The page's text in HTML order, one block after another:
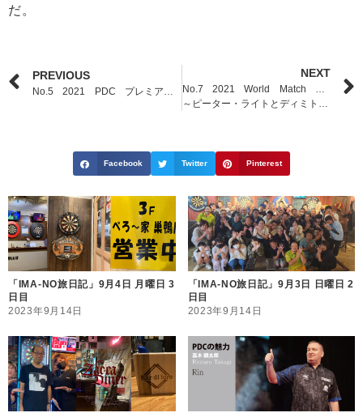
だ。
PREVIOUS
No.5 2021 PDC プレミアリーグニュース
NEXT
No.7 2021 World Match Play Final
～ピーター・ライトとディミトリ・ヴァン・デン・バーグ～
Facebook Twitter Pinterest
「IMA-NO旅日記」9月4日 月曜日 3
日目
2023年9月14日
「IMA-NO旅日記」9月3日 日曜日 2
日目
2023年9月14日